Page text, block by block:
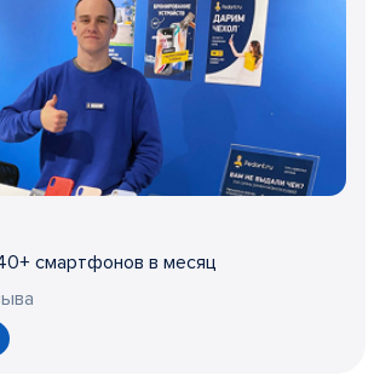
смартфонов в месяц